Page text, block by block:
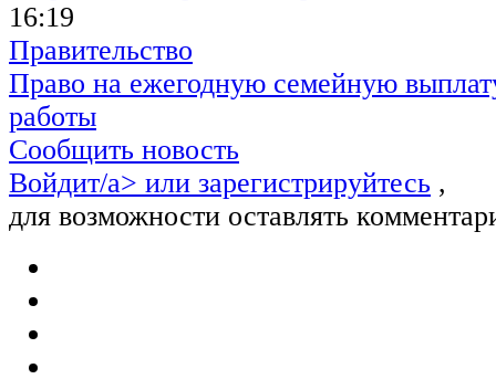
16:19
Правительство
Право на ежегодную семейную
работы
Сообщить новость
Войдит/a> или зарегистрируйтесь ,
для возможности оставлять